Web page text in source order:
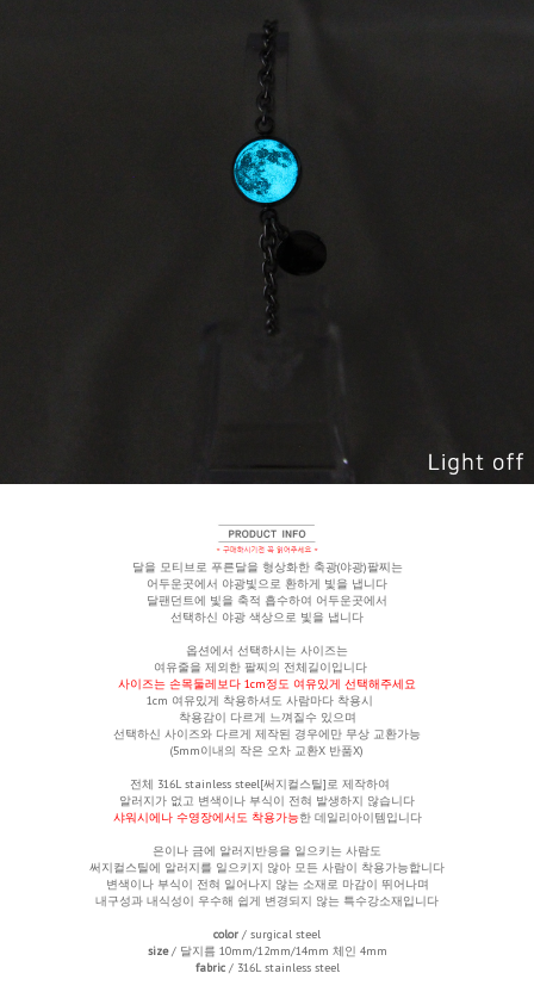
달을 모티브로 푸른달을 형상화한 축광(야광)팔찌는
어두운곳에서 야광빛으로 환하게 빛을 냅니다
달팬던트에 빛을 축적 흡수하여 어두운곳에서
선택하신 야광 색상으로 빛을 냅니다
옵션에서 선택하시는 사이즈는
여유줄을 제외한 팔찌의 전체길이입니다
사이즈는 손목둘레보다 1cm정도 여유있게 선택해주세요
1cm 여유있게 착용하셔도 사람마다 착용시
착용감이 다르게 느껴질수 있으며
선택하신 사이즈와 다르게 제작된 경우에만 무상 교환가능
(5mm이내의 작은 오차 교환X 반품X)
전체 316L stainless steel[써지컬스틸]로 제작하여
알러지가 없고 변색이나 부식이 전혀 발생하지 않습니다
샤워시에나 수영장에서도 착용가능한 데일리아이템입니다
은이나 금에 알러지반응을 일으키는 사람도
써지컬스틸에 알러지를 일으키지 않아 모든 사람이 착용가능합니다
변색이나 부식이 전혀 일어나지 않는 소재로 마감이 뛰어나며
내구성과 내식성이 우수해 쉽게 변경되지 않는 특수강소재입니다
color / surgical steel
size/ 달지름 10mm/12mm/14mm 체인 4mm
fabric/ 316L stainless steel